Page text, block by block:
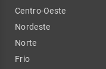
Centro-Oeste
Nordeste
Norte
Frio